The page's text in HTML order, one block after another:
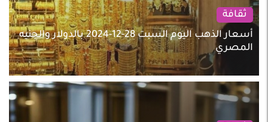
ثقافة
أسعار الذهب اليوم السبت 28-12-2024 بالدولار والجنيه
المصري